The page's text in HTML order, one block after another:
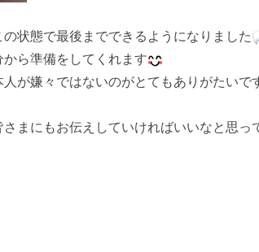
状態で最後までできるようになりました
ら準備をしてくれます
が嫌々ではないのがとてもありがたいで
まにもお伝えしていければいいなと思っ